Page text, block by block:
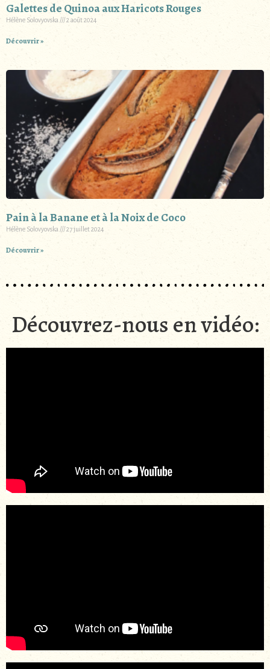
Galettes de Quinoa aux Haricots Rouges
Hélène Solovyovska 2 août 2024
Découvrir »
Pain à la Banane et à la Noix de Coco
Hélène Solovyovska 27 juillet 2024
Découvrir »
Découvrez-nous en vidéo: